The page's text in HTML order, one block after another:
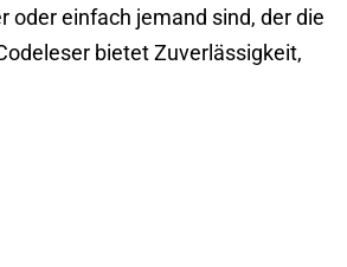
oder einfach jemand sind, der die
bietet Zuverlässigkeit,